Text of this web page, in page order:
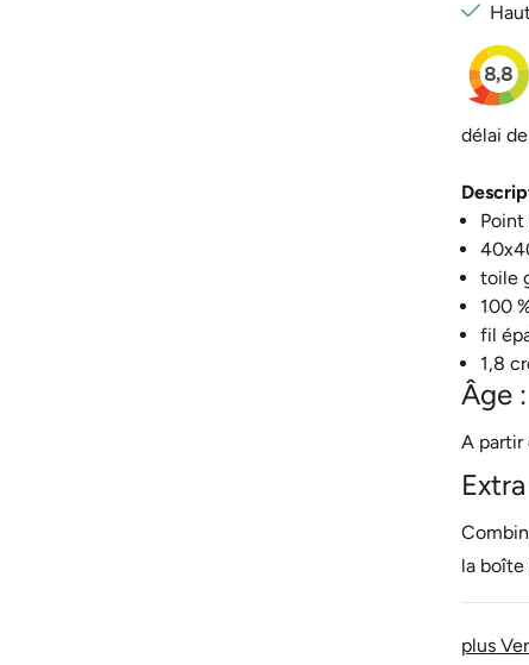
délai
toile
100
fil
1,8
Âge :
A partir
la boîte
plus